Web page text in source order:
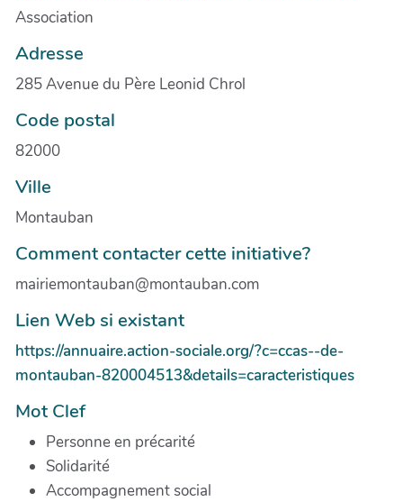
Association
Adresse
285 Avenue du Père Leonid Chrol
Code postal
82000
Ville
Montauban
Comment contacter cette initiative?
mairiemontauban@montauban.com
Lien Web si existant
https://annuaire.action-sociale.org/?c=ccas--de-
montauban-820004513&details=caracteristiques
Mot Clef
Personne en précarité
Solidarité
Accompagnement social